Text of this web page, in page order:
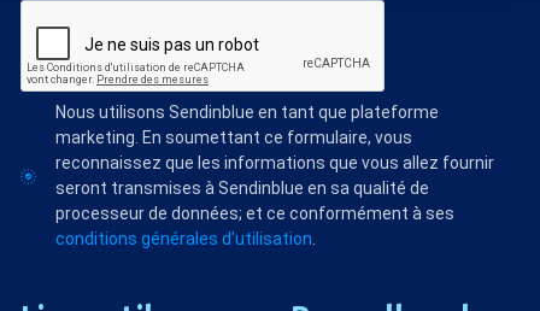
Nous utilisons Sendinblue en tant que plateforme
marketing. En soumettant ce formulaire, vous
reconnaissez que les informations que vous allez fournir
seront transmises à Sendinblue en sa qualité de
processeur de données; et ce conformément à ses
conditions générales d'utilisation